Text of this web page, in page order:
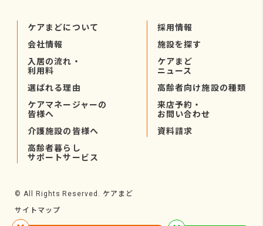
ケアまどについて
会社情報
入居の流れ・
利用料
選ばれる理由
ケアマネージャーの
皆様へ
介護施設の皆様へ
高齢者暮らし
サポートサービス
採用情報
施設を探す
ケアまど
ニュース
高齢者向け施設の種類
来店予約・
お問い合わせ
資料請求
© All Rights Reserved. ケアまど
サイトマップ